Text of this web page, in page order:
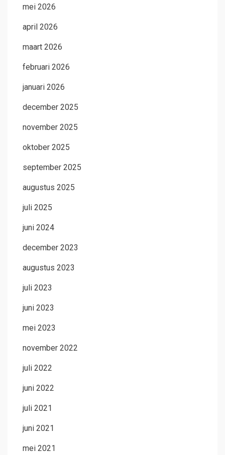
mei 2026
april 2026
maart 2026
februari 2026
januari 2026
december 2025
november 2025
oktober 2025
september 2025
augustus 2025
juli 2025
juni 2024
december 2023
augustus 2023
juli 2023
juni 2023
mei 2023
november 2022
juli 2022
juni 2022
juli 2021
juni 2021
mei 2021